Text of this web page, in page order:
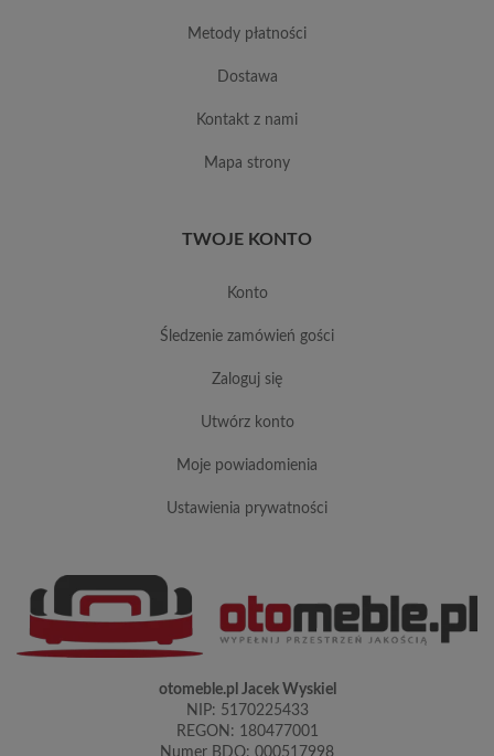
metody płatności
dostawa
kontakt z nami
mapa strony
TWOJE KONTO
konto
śledzenie zamówień gości
zaloguj się
utwórz konto
moje powiadomienia
ustawienia prywatności
otomeble.pl Jacek Wyskiel
NIP: 5170225433
REGON: 180477001
Numer BDO: 000517998